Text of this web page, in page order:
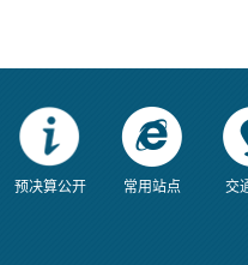
预决算公开 常用站点 交